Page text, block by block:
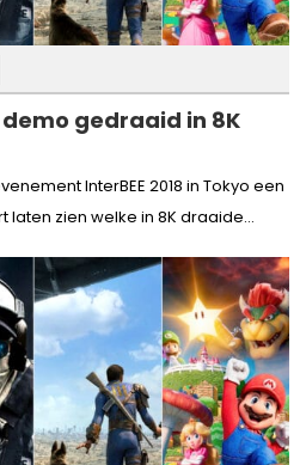
gedraaid in 8K
InterBEE 2018 in Tokyo een
laten zien welke in 8K draaide...